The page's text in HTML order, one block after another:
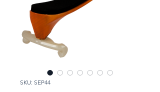
SKU: SEP44